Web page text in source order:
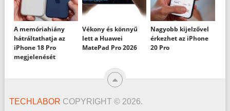
A memóriahiány
hátráltathatja az
iPhone 18 Pro
megjelenését
Vékony és könnyű
lett a Huawei
MatePad Pro 2026
Nagyobb kijelzővel
érkezhet az iPhone
20 Pro
TECHLABOR COPYRIGHT © 2026.